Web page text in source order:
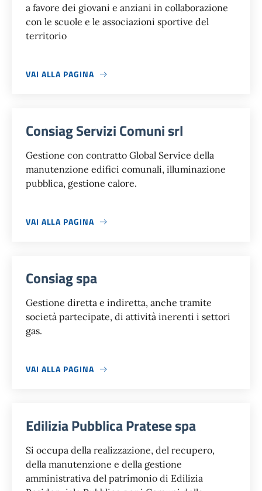
a favore dei giovani e anziani in collaborazione
con le scuole e le associazioni sportive del
territorio
VAI ALLA PAGINA
Consiag Servizi Comuni srl
Gestione con contratto Global Service della
manutenzione edifici comunali, illuminazione
pubblica, gestione calore.
VAI ALLA PAGINA
Consiag spa
Gestione diretta e indiretta, anche tramite
società partecipate, di attività inerenti i settori
gas.
VAI ALLA PAGINA
Edilizia Pubblica Pratese spa
Si occupa della realizzazione, del recupero,
della manutenzione e della gestione
amministrativa del patrimonio di Edilizia